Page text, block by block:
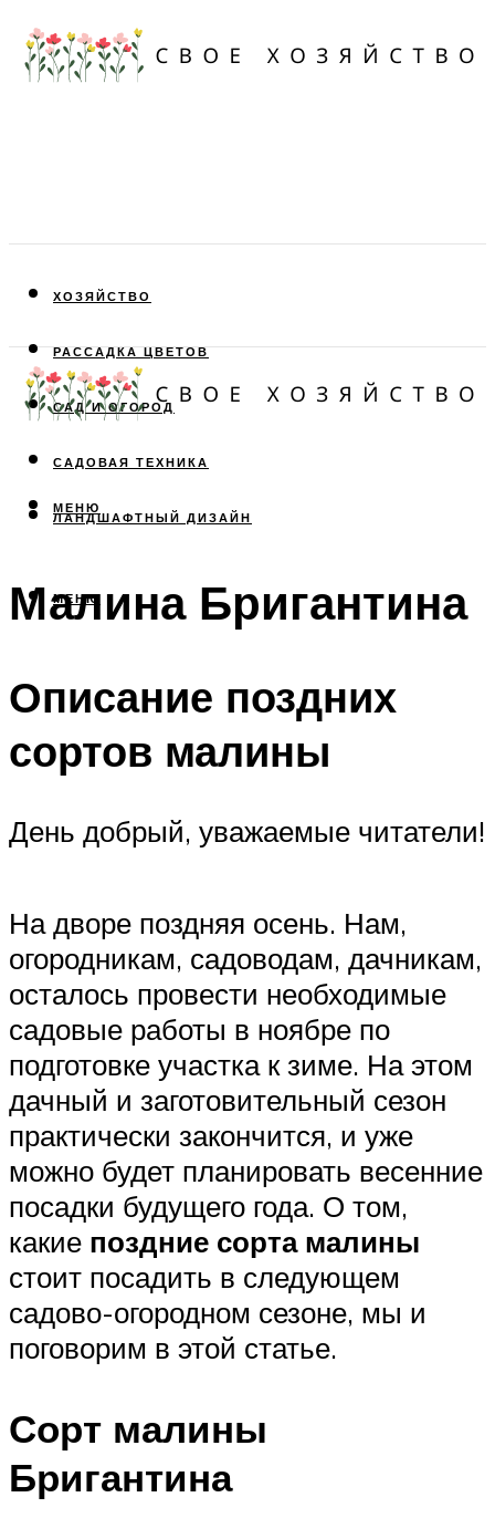
ХОЗЯЙСТВО
РАССАДКА ЦВЕТОВ
САД И ОГОРОД
САДОВАЯ ТЕХНИКА
ЛАНДШАФТНЫЙ ДИЗАЙН
МЕНЮ
МЕНЮ
Малина Бригантина
Описание поздних
сортов малины
День добрый, уважаемые читатели!
На дворе поздняя осень. Нам,
огородникам, садоводам, дачникам,
осталось провести необходимые
садовые работы в ноябре по
подготовке участка к зиме. На этом
дачный и заготовительный сезон
практически закончится, и уже
можно будет планировать весенние
посадки будущего года. О том,
какие поздние сорта малины
стоит посадить в следующем
садово-огородном сезоне, мы и
поговорим в этой статье.
Сорт малины
Бригантина